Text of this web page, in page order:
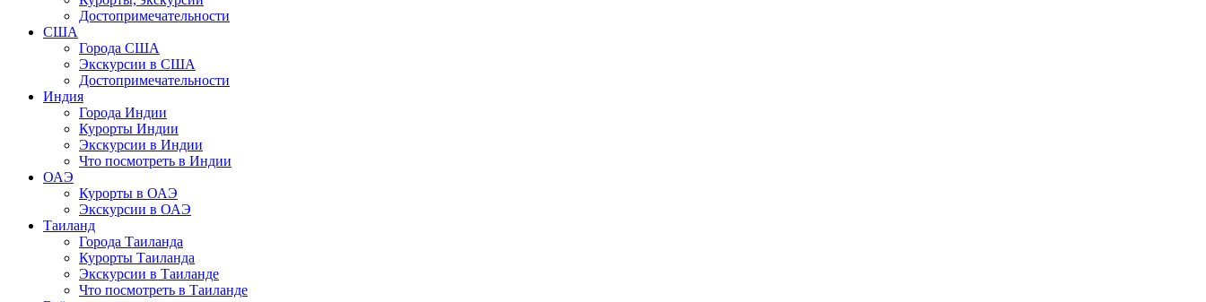
Достопримечательности
США
Города США
Экскурсии в США
Достопримечательности
Индия
Города Индии
Курорты Индии
Экскурсии в Индии
Что посмотреть в Индии
ОАЭ
Курорты в ОАЭ
Экскурсии в ОАЭ
Таиланд
Города Таиланда
Курорты Таиланда
Экскурсии в Таиланде
Что посмотреть в Таиланде